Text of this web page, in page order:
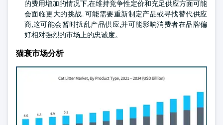
的费用增加的情况下,在维持竞争性定价和充足供应方面可能
会面临更大的挑战. 可能需要重新制定产品或寻找替代供应
商,这可能会暂时扰乱产品供应,并可能影响消费者在品牌偏
好相对强烈的市场上的忠诚度。
猫衰市场分析